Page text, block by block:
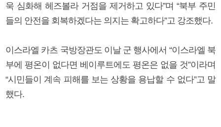
욱 심화해 헤즈볼라 거점을 제거하고 있다”며 “북부 주민
들의 안전을 회복하겠다는 의지는 확고하다”고 강조했다.
이스라엘 카츠 국방장관도 이날 군 행사에서 “이스라엘 북
부에 평온이 없다면 베이루트에도 평온은 없을 것”이라며
“시민들이 계속 피해를 보는 상황을 용납할 수 없다”고 말
했다.